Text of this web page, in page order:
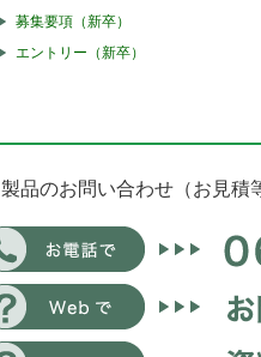
募集要項（新卒）
エントリー（新卒）
製品のお問い合わせ（お見積